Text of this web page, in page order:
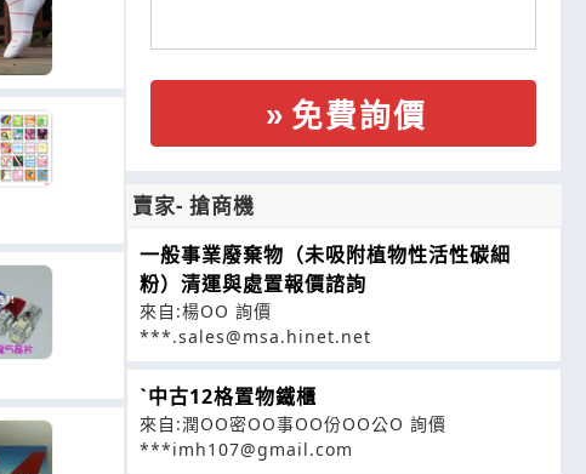
免費詢價
賣家- 搶商機
一般事業廢棄物（未吸附植物性活性碳細
粉）清運與處置報價諮詢
來自:楊OO 詢價
***.sales@msa.hinet.net
ˋ中古12格置物鐵櫃
來自:潤OO密OO事OO份OO公O 詢價
***imh107@gmail.com